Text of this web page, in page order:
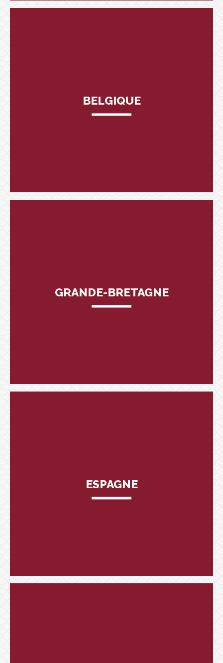
BELGIQUE
GRANDE-BRETAGNE
ESPAGNE